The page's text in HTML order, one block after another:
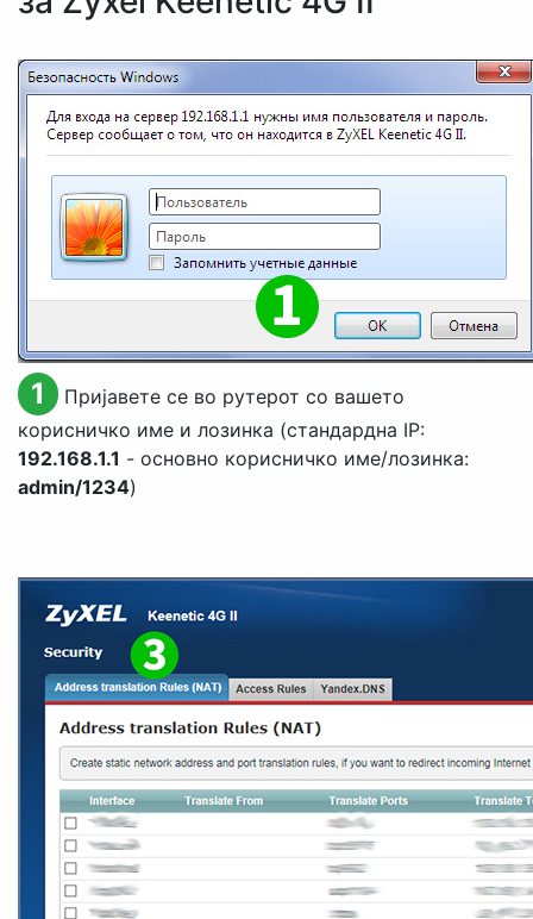
1
Пријавете се во рутерот со вашето
корисничко име и лозинка (стандардна IP:
192.168.1.1 - основно корисничко име/лозинка:
admin/1234)